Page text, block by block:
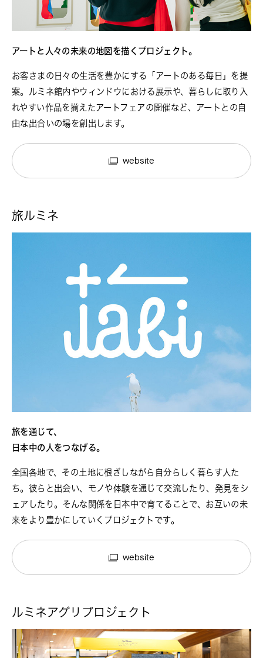
アートと人々の未来の地図を描くプロジェクト。
お客さまの日々の生活を豊かにする「アートのある毎日」を提
案。ルミネ館内やウィンドウにおける展示や、暮らしに取り入
れやすい作品を揃えたアートフェアの開催など、アートとの自
由な出合いの場を創出します。
website
旅ルミネ
旅を通じて、
日本中の人をつなげる。
全国各地で、その土地に根ざしながら自分らしく暮らす人た
ち。彼らと出会い、モノや体験を通じて交流したり、発見をシ
ェアしたり。そんな関係を日本中で育てることで、お互いの未
来をより豊かにしていくプロジェクトです。
website
ルミネアグリプロジェクト